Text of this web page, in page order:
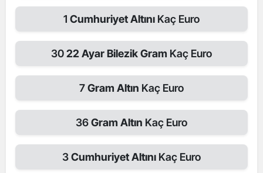
1 Cumhuriyet Altını Kaç Euro
3022 Ayar Bilezik Gram Kaç Euro
7Gram Altın Kaç Euro
36Gram Altın Kaç Euro
3Cumhuriyet Altını Kaç Euro